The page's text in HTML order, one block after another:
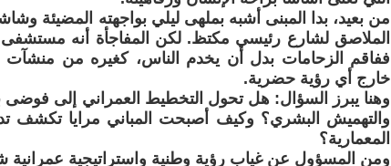
من بعيد، بدا المبنى أشبه بملهى ليلي بواجهته المضيئة
الملاصق لشارع رئيسي مكتظ. لكن المفاجأة أنه
ففاقم الزحامات بدل أن يخدم الناس، كغيره من منشآت
خارج أي رؤية حضرية.
وهنا يبرز السؤال: هل تحول التخطيط العمراني إلى فوضى
والتهميش البشري؟ وكيف أصبحت المباني مرايا تكشف
المعمارية؟
ومن المسؤول عن غياب رؤية وطنية واستراتيجية عمرانية